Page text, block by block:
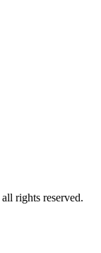
rights reserved.